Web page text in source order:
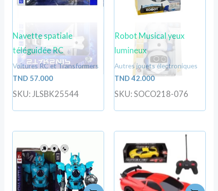
Navette spatiale
téléguidée RC
Voitures RC et Transformers
TND 57.000
SKU: JLSBK25544
Robot Musical yeux
lumineux
Autres jouets électroniques
TND 42.000
SKU: SOCO218-076